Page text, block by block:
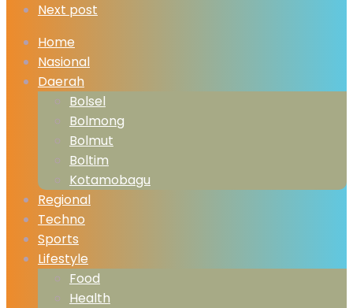
Next post
Home
Nasional
Daerah
Bolsel
Bolmong
Bolmut
Boltim
Kotamobagu
Regional
Techno
Sports
Lifestyle
Food
Health